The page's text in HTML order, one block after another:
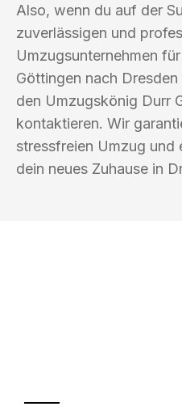
Also, wenn du auf der
zuverlässigen und
Umzugsunternehmen
Göttingen nach
den Umzugskönig Durr
kontaktieren. Wir
stressfreien Umzug und
dein neues Zuhause in